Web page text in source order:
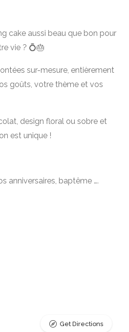
cake aussi beau que bon pour
vie ? 💍🎂
sur-mesure, entièrement
goûts, votre thème et vos
design floral ou sobre et
est unique !
anniversaires, baptême ….
Get Directions